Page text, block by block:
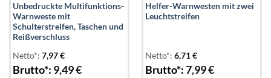
Unbedruckte Multifunktions-
Warnweste mit
Schulterstreifen, Taschen und
Reißverschluss
Netto*: 7,97€
Brutto*: 9,49€
Helfer-Warnwesten mit zwei
Leuchtstreifen
Netto*: 6,71€
Brutto*:7,99€